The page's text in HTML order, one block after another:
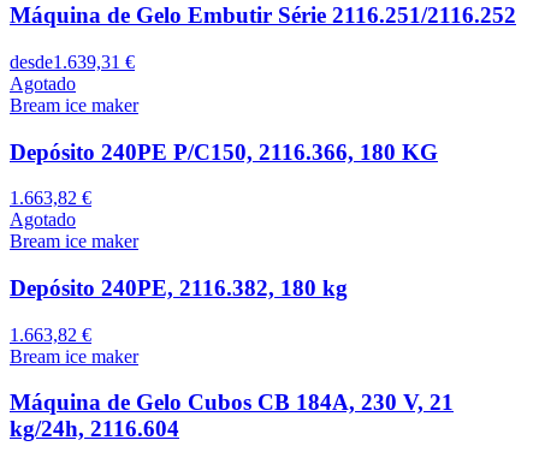
Máquina de Gelo Embutir Série 2116.251/2116.252
desde1.639,31 €
Agotado
Bream ice maker
Depósito 240PE P/C150, 2116.366, 180 KG
1.663,82 €
Agotado
Bream ice maker
Depósito 240PE, 2116.382, 180 kg
1.663,82 €
Bream ice maker
Máquina de Gelo Cubos CB 184A, 230 V, 21
kg/24h, 2116.604